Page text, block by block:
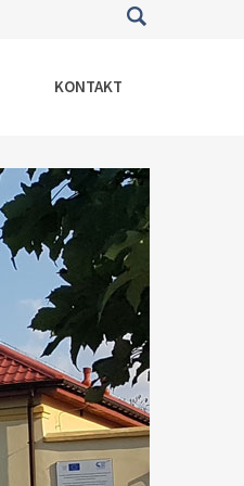
KONTAKT